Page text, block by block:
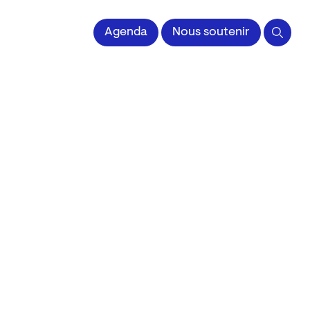
impriméeAgenda Nous soutenir